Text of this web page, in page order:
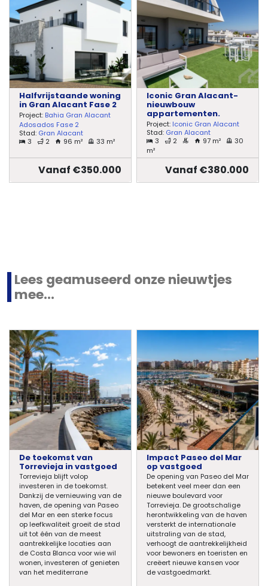
Halfvrijstaande woning
in Gran Alacant Fase 2
Project: Bahia Gran Alacant
Adosados Fase 2
Stad: Gran Alacant
3
2 96 m² 33 m²
Vanaf €350.000
Iconic Gran Alacant-
nieuwbouw
appartementen.
Project: Iconic Gran Alacant
Stad: Gran Alacant
3
2 97 m²
30
m²
Vanaf €380.000
Lees geamuseerd onze nieuwtjes
mee...
De toekomst van
Torrevieja in vastgoed
Torrevieja blijft volop
investeren in de toekomst.
Dankzij de vernieuwing van de
haven, de opening van Paseo
del Mar en een sterke focus
op leefkwaliteit groeit de stad
uit tot één van de meest
aantrekkelijke locaties aan
de Costa Blanca voor wie wil
wonen, investeren of genieten
van het mediterrane
Impact Paseo del Mar
op vastgoed
De opening van Paseo del Mar
betekent veel meer dan een
nieuwe boulevard voor
Torrevieja. De grootschalige
herontwikkeling van de haven
versterkt de internationale
uitstraling van de stad,
verhoogt de aantrekkelijkheid
voor bewoners en toeristen en
creëert nieuwe kansen voor
de vastgoedmarkt.